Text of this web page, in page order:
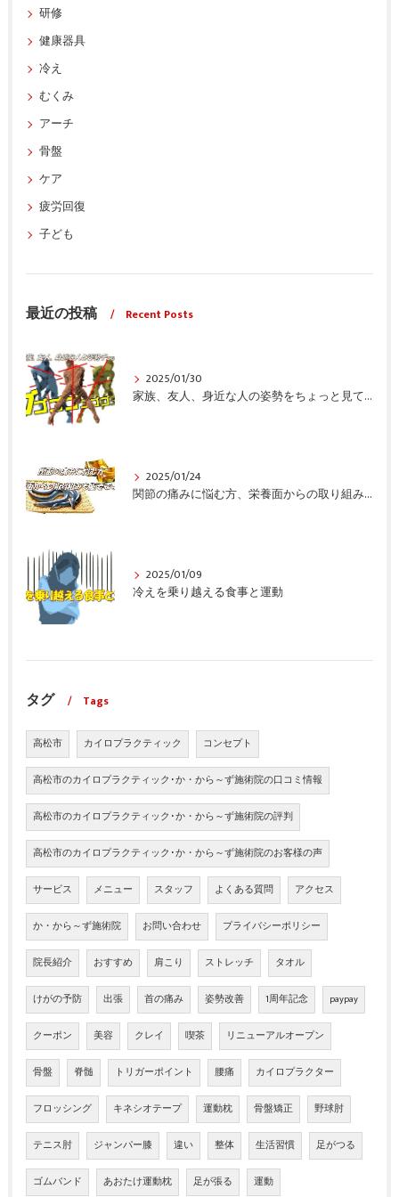
研修
健康器具
冷え
むくみ
アーチ
骨盤
ケア
疲労回復
子ども
最近の投稿 Recent Posts
2025/01/30
家族、友人、身近な人の姿勢をちょっと見てみませんか？
2025/01/24
関節の痛みに悩む方、栄養面からの取り組みも重要ですよ！
2025/01/09
冷えを乗り越える食事と運動
タグ Tags
高松市 カイロプラクティック コンセプト
高松市のカイロプラクティック･か・から～ず施術院の口コミ情報
高松市のカイロプラクティック･か・から～ず施術院の評判
高松市のカイロプラクティック･か・から～ず施術院のお客様の声
サービス メニュー スタッフ よくある質問 アクセス
か・から～ず施術院 お問い合わせ プライバシーポリシー
院長紹介 おすすめ 肩こり ストレッチ タオル
けがの予防 出張 首の痛み 姿勢改善 1周年記念 paypay
クーポン 美容 クレイ 喫茶 リニューアルオープン
骨盤 脊髄 トリガーポイント 腰痛 カイロプラクター
フロッシング キネシオテープ 運動枕 骨盤矯正 野球肘
テニス肘 ジャンパー膝 違い 整体 生活習慣 足がつる
ゴムバンド あおたけ運動枕 足が張る 運動